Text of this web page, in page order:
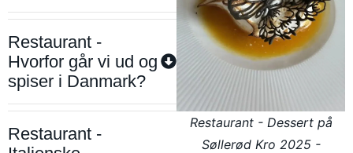
Restaurant -
Hvorfor går vi ud og
spiser i Danmark?
Restaurant -
Restaurant - Dessert på
Søllerød Kro 2025 -